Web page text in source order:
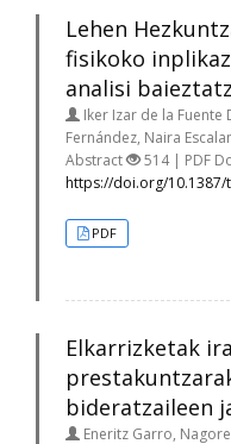
Lehen
fisikoko
analisi
Iker Izar de la
Fernández, Naira
Abstract
514 | PDF
https://doi.org/10.1387/
PDF
Elkarrizketak
bideratzaileen
Eneritz Garro,